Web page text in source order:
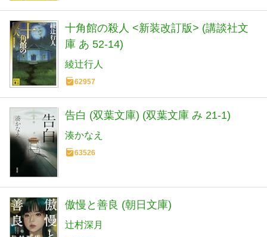
十角館の殺人 <新装改訂版> (講談社文
庫 あ 52-14)
綾辻行人
62957
告白 (双葉文庫) (双葉文庫 み 21-1)
湊かなえ
63526
傲慢と善良 (朝日文庫)
辻村深月